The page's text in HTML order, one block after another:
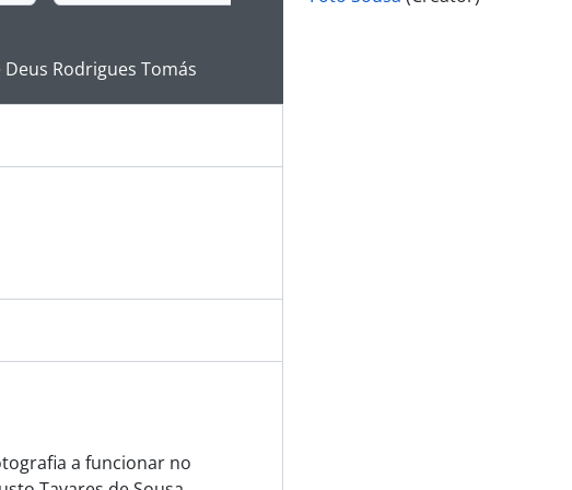
page for this digital object. Advancing the carousel above will
Rodrigues Tomás
a funcionar no